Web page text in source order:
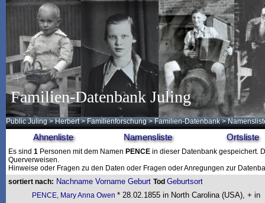
Familien-Datenbank Juling
Public Juling >Herbert >Familienforschung >Familien-Datenbank >
Ahnenliste Namensliste Ortsliste
Es sind 1 Personen mit dem Namen PENCE in dieser Datenbank gespeichert.
Querverweisen.
Hinweise oder Fragen zu den Daten oder Fragen oder Anregungen zur
sortiert nach: Nachname Vorname Geburt Tod Geburtsort
PENCE, Mary Anna Owen * 28.02.1855 in North Carolina (USA), + in